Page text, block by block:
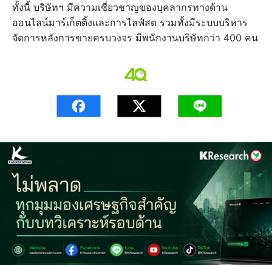
ทั้งนี้ บริษัทฯ มีความเชี่ยวชาญของบุคลากรทางด้าน
ออนไลน์มาร์เก็ตติ้งและการไลฟ์สด รวมทั้งมีระบบบริหาร
จัดการหลังการขายครบวงจร มีพนักงานบริษัทกว่า 400 คน